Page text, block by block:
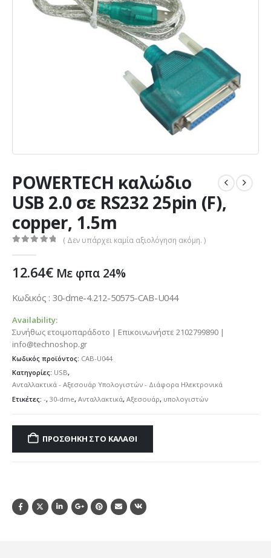
POWERTECH καλώδιο
USB 2.0 σε RS232 25pin (F),
copper, 1.5m
( Δεν υπάρχει καμία αξιολόγηση ακόμη. )
12.64€ Με φπα 24%
Κωδικός : 30-dme-4.212-50575-CAB-U044
Availability:
Συνήθως ετοιμοπαράδοτο | Επικοινωνήστε 2102799890 |
info@technoshop.gr
Κωδικός προϊόντος: CAB-U044
Κατηγορίες: USB,
Ανταλλακτικά - Αξεσουάρ Υπολογιστών - Διάφορα Ηλεκτρονικά
Ετικέτες: -, 30-dme, Ανταλλακτικά, Αξεσουάρ, υπολογιστών
ΠΡΟΣΘΉΚΗ ΣΤΟ ΚΑΛΆΘΙ